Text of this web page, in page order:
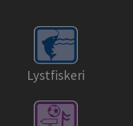
Lystfiskeri